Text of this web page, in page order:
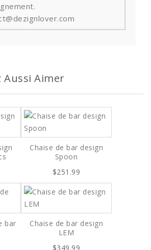
Aussi Aimer
Chaise de bar design
Spoon
$251.99
bar
Chaise de bar design
LEM
$349.99